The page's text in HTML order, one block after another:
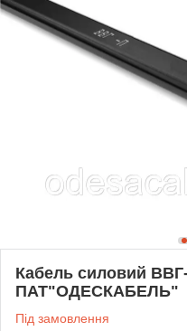
Кабель силовий
ПАТ"ОДЕСКАБЕЛЬ"
Під замовлення